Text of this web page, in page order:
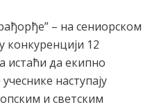
– на сениорском
12
истаћи да екипно
наступају
и светским